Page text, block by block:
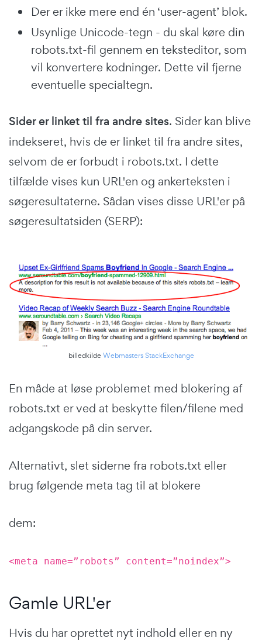
Der er ikke mere end én ‘user-agent’ blok.
Usynlige Unicode-tegn - du skal køre din
robots.txt-fil gennem en teksteditor, som
vil konvertere kodninger. Dette vil fjerne
eventuelle specialtegn.
Sider er linket til fra andre sites. Sider kan blive
indekseret, hvis de er linket til fra andre sites,
selvom de er forbudt i robots.txt. I dette
tilfælde vises kun URL'en og ankerteksten i
søgeresultaterne. Sådan vises disse URL'er på
søgeresultatsiden (SERP):
billedkildeWebmasters StackExchange
En måde at løse problemet med blokering af
robots.txt er ved at beskytte filen/filene med
adgangskode på din server.
Alternativt, slet siderne fra robots.txt eller
brug følgende meta tag til at blokere
dem:
<meta name=”robots” content=”noindex”>
Gamle URL'er
Hvis du har oprettet nyt indhold eller en ny